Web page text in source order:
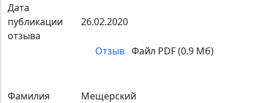
Дата
публикации
отзыва
26.02.2020
Отзыв Файл PDF (0.9 Мб)
Фамилия
Мещерский